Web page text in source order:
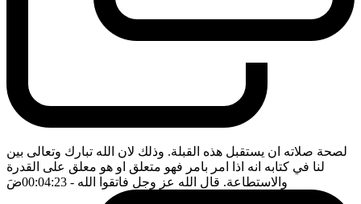
لصحة صلاته ان يستقبل هذه القبلة. وذلك لان الله تبارك وتعالى بين
لنا في كتابه انه اذا امر بامر فهو متعلق او هو معلق على القدرة
والاستطاعة. قال الله عز وجل فاتقوا الله - 00:04:23 ضَ